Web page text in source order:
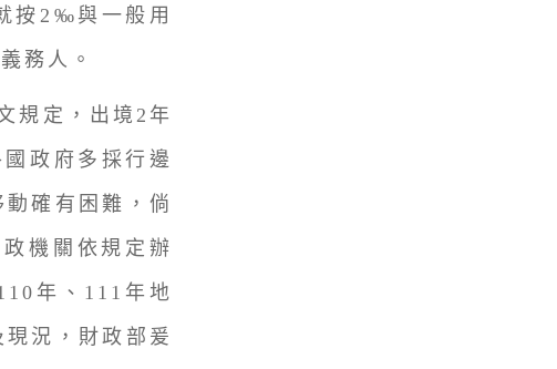
按2‰與一般用
務人。
規定，出境2年
政府多採行邊
確有困難，倘
機關依規定辦
年、111年地
況，財政部爰